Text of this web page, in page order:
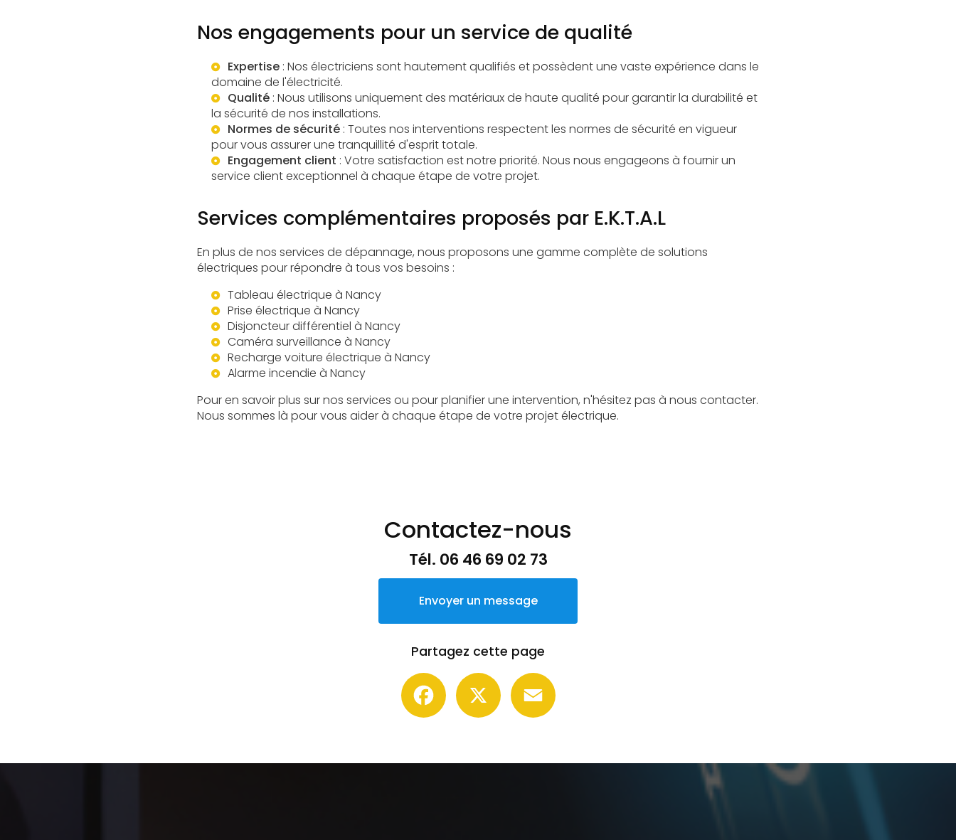
Nos engagements pour un service de qualité
Expertise : Nos électriciens sont hautement qualifiés et possèdent une vaste expérience dans le
domaine de l'électricité.
Qualité : Nous utilisons uniquement des matériaux de haute qualité pour garantir la durabilité et
la sécurité de nos installations.
Normes de sécurité : Toutes nos interventions respectent les normes de sécurité en vigueur
pour vous assurer une tranquillité d'esprit totale.
Engagement client : Votre satisfaction est notre priorité. Nous nous engageons à fournir un
service client exceptionnel à chaque étape de votre projet.
Services complémentaires proposés par E.K.T.A.L
En plus de nos services de dépannage, nous proposons une gamme complète de solutions
électriques pour répondre à tous vos besoins :
Tableau électrique à Nancy
Prise électrique à Nancy
Disjoncteur différentiel à Nancy
Caméra surveillance à Nancy
Recharge voiture électrique à Nancy
Alarme incendie à Nancy
Pour en savoir plus sur nos services ou pour planifier une intervention, n'hésitez pas à nous contacter.
Nous sommes là pour vous aider à chaque étape de votre projet électrique.
Contactez-nous
Tél. 06 46 69 02 73
Envoyer un message
Partagez cette page
Facebook